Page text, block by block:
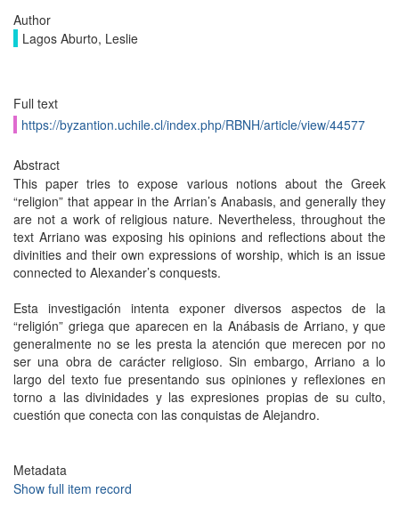
Author
Lagos Aburto, Leslie
Full text
https://byzantion.uchile.cl/index.php/RBNH/article/view/44577
Abstract
This paper tries to expose various notions about the Greek
“religion” that appear in the Arrian’s Anabasis, and generally they
are not a work of religious nature. Nevertheless, throughout the
text Arriano was exposing his opinions and reflections about the
divinities and their own expressions of worship, which is an issue
connected to Alexander’s conquests.
Esta investigación intenta exponer diversos aspectos de la
“religión” griega que aparecen en la Anábasis de Arriano, y que
generalmente no se les presta la atención que merecen por no
ser una obra de carácter religioso. Sin embargo, Arriano a lo
largo del texto fue presentando sus opiniones y reflexiones en
torno a las divinidades y las expresiones propias de su culto,
cuestión que conecta con las conquistas de Alejandro.
Metadata
Show full item record